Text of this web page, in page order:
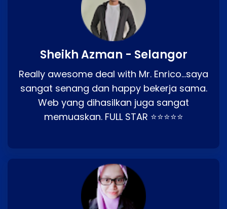
Sheikh Azman - Selangor
Really awesome deal with Mr. Enrico…saya
sangat senang dan happy bekerja sama.
Web yang dihasilkan juga sangat
memuaskan. FULL STAR ⭐⭐⭐⭐⭐